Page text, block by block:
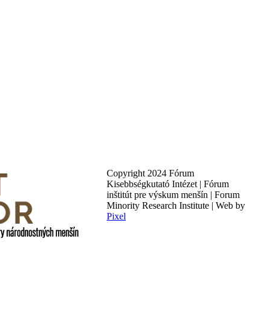
Copyright 2024 Fórum
Kisebbségkutató Intézet | Fórum
inštitút pre výskum menšín | Forum
Minority Research Institute | Web by
Pixel